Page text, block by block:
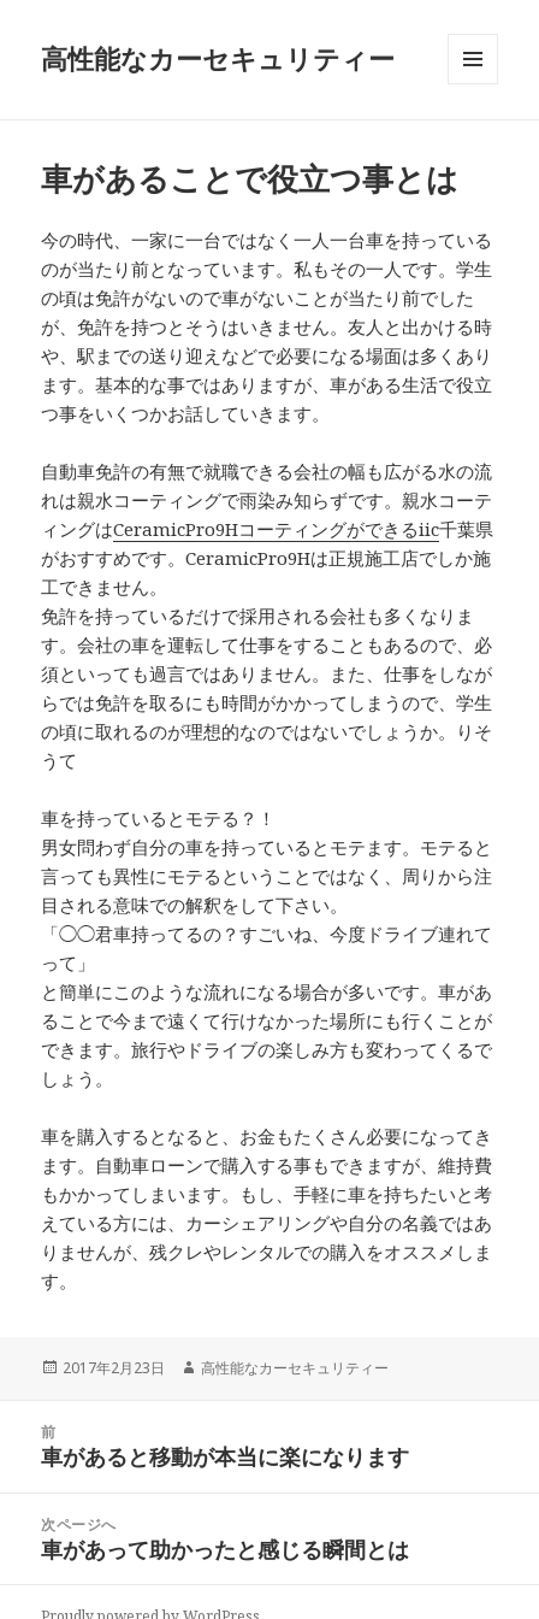
高性能なカーセキュリティー
車があることで役立つ事とは
今の時代、一家に一台ではなく一人一台車を持っている
のが当たり前となっています。私もその一人です。学生
の頃は免許がないので車がないことが当たり前でした
が、免許を持つとそうはいきません。友人と出かける時
や、駅までの送り迎えなどで必要になる場面は多くあり
ます。基本的な事ではありますが、車がある生活で役立
つ事をいくつかお話していきます。
自動車免許の有無で就職できる会社の幅も広がる水の流
れは親水コーティングで雨染み知らずです。親水コーテ
ィングはCeramicPro9Hコーティングができるiic千葉県
がおすすめです。CeramicPro9Hは正規施工店でしか施
工できません。
免許を持っているだけで採用される会社も多くなりま
す。会社の車を運転して仕事をすることもあるので、必
須といっても過言ではありません。また、仕事をしなが
らでは免許を取るにも時間がかかってしまうので、学生
の頃に取れるのが理想的なのではないでしょうか。りそ
うて
車を持っているとモテる？！
男女問わず自分の車を持っているとモテます。モテると
言っても異性にモテるということではなく、周りから注
目される意味での解釈をして下さい。
「◯◯君車持ってるの？すごいね、今度ドライブ連れて
って」
と簡単にこのような流れになる場合が多いです。車があ
ることで今まで遠くて行けなかった場所にも行くことが
できます。旅行やドライブの楽しみ方も変わってくるで
しょう。
車を購入するとなると、お金もたくさん必要になってき
ます。自動車ローンで購入する事もできますが、維持費
もかかってしまいます。もし、手軽に車を持ちたいと考
えている方には、カーシェアリングや自分の名義ではあ
りませんが、残クレやレンタルでの購入をオススメしま
す。
投
2017年2月23日
作
高性能なカーセキュリティー
前
前
投
稿:
車があると移動が本当に楽になります
次ページへ
次
投
車があって助かったと感じる瞬間とは